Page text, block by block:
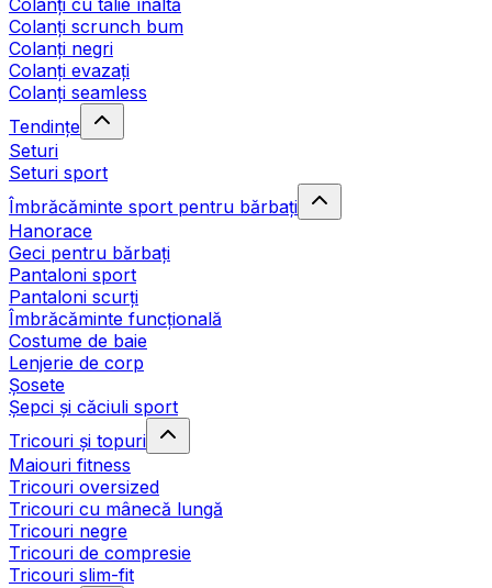
Colanți cu talie înaltă
Colanți scrunch bum
Colanți negri
Colanți evazați
Colanți seamless
Tendințe
Seturi
Seturi sport
Îmbrăcăminte sport pentru bărbați
Hanorace
Geci pentru bărbați
Pantaloni sport
Pantaloni scurți
Îmbrăcăminte funcțională
Costume de baie
Lenjerie de corp
Șosete
Șepci și căciuli sport
Tricouri și topuri
Maiouri fitness
Tricouri oversized
Tricouri cu mânecă lungă
Tricouri negre
Tricouri de compresie
Tricouri slim-fit